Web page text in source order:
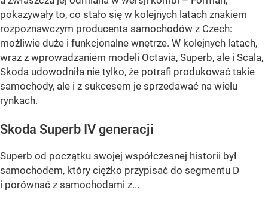
pokazywały to, co stało się w kolejnych latach znakiem
rozpoznawczym producenta samochodów z Czech:
możliwie duże i funkcjonalne wnętrze. W kolejnych latach,
wraz z wprowadzaniem modeli Octavia, Superb, ale i Scala,
Skoda udowodniła nie tylko, że potrafi produkować takie
samochody, ale i z sukcesem je sprzedawać na wielu
rynkach.
Skoda Superb IV generacji
Superb od początku swojej współczesnej historii był
samochodem, który ciężko przypisać do segmentu D
i porównać z samochodami z...